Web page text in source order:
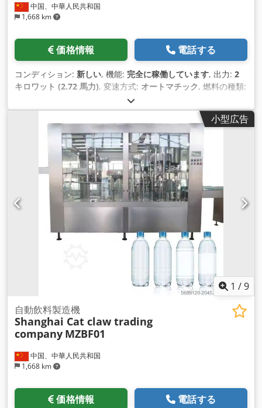
中国、中華人民共和国
1,668 km
価格情報 電話する
コンディション: 新しい, 機能: 完全に稼働しています, 出力: 2
キロワット (2.72 馬力), 変速方式: オートマチック, 燃料の種類:
450 kg（キログラム）
2025, 機械／車両番号:MZpf001, 装備:CEマーキング,
小型広告
1 /9
中国、中華人民共和国
1,668 km
自動飲料製造機
Shanghai Cat claw trading
company MZBF01
価格情報 電話する